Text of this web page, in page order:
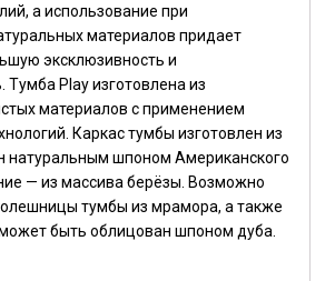
а использование при
материалов придает
эксклюзивность и
Тумба Play изготовлена из
материалов с применением
Каркас тумбы изготовлен из
шпоном Американского
— из массива берёзы. Возможно
тумбы из мрамора, а также
быть облицован шпоном дуба.